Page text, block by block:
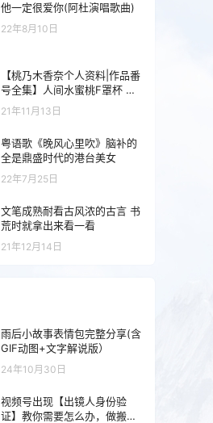
他一定很爱你(阿杜演唱歌曲)
22年8月10日
【桃乃木香奈个人资料|作品番
号全集】人间水蜜桃F罩杯 桃
乃木香奈
21年11月13日
粤语歌《晚风心里吹》脑补的
全是鼎盛时代的港台美女
22年7月25日
文笔成熟耐看古风浓的古言 书
荒时就拿出来看一看
21年12月14日
雨后小故事表情包完整分享(含
GIF动图+文字解说版）
24年10月30日
视频号出现【出镜人身份验
证】教你需要怎么办，做搬运